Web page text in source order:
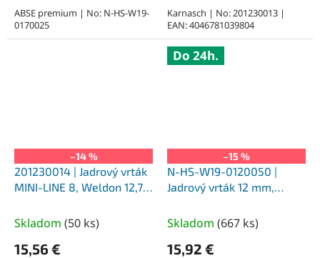
ABSE premium | No: N-HS-W19-
0170025
Karnasch | No: 201230013 |
EAN: 4046781039804
–14 %
201230014 | Jadrový vrták
MINI-LINE 8, Weldon 12,7,
Skladom (50 ks)
15,56 €
Do 24h.
–15 %
N-HS-W19-0120050 |
Jadrový vrták 12 mm,
upnutie Weldon 19
Skladom (667 ks)
15,92 €